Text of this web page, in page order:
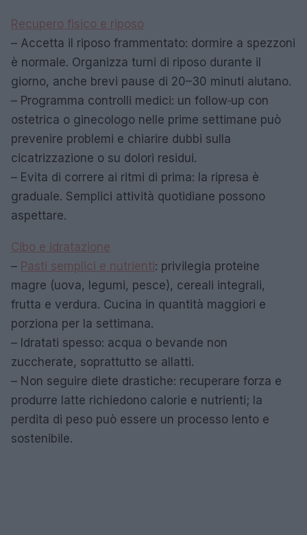
Recupero fisico e riposo
– Accetta il riposo frammentato: dormire a spezzoni
è normale. Organizza turni di riposo durante il
giorno, anche brevi pause di 20–30 minuti aiutano.
– Programma controlli medici: un follow‑up con
ostetrica o ginecologo nelle prime settimane può
prevenire problemi e chiarire dubbi sulla
cicatrizzazione o su dolori residui.
– Evita di correre ai ritmi di prima: la ripresa è
graduale. Semplici attività quotidiane possono
aspettare.
Cibo e idratazione
– Pasti semplici e nutrienti: privilegia proteine
magre (uova, legumi, pesce), cereali integrali,
frutta e verdura. Cucina in quantità maggiori e
porziona per la settimana.
– Idratati spesso: acqua o bevande non
zuccherate, soprattutto se allatti.
– Non seguire diete drastiche: recuperare forza e
produrre latte richiedono calorie e nutrienti; la
perdita di peso può essere un processo lento e
sostenibile.